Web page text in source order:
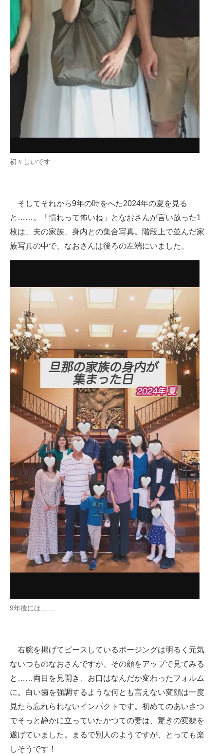
初々しいです
そしてそれから9年の時をへた2024年の夏を見る
と……。「慣れって怖いね」となおさんが言い放った1
枚は、夫の家族、身内との集合写真。階段上で並んだ家
族写真の中で、なおさんは後ろの左端にいました。
9年後には……
右腕を掲げてピースしているポージングは明るく元気
ないつものなおさんですが、その顔をアップで見てみる
と……両目を見開き、お口はなんだか変わったフォルム
に。白い歯を強調するような何とも言えない変顔は一度
見たら忘れられないインパクトです。初めてのあいさつ
でそっと静かに立っていたかつての妻は、驚きの変貌を
遂げていました。まるで別人のようですが、とっても楽
しそうです！